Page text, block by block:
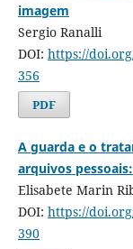
imagem
Sergio Ranalli
DOI: https://
356
PDF
A guarda e o
arquivos
Elisabete Marin
DOI: https://
390